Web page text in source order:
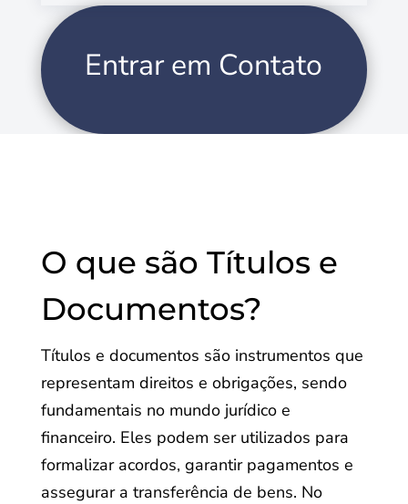
Entrar em Contato
O que são Títulos e
Documentos?
Títulos e documentos são instrumentos que
representam direitos e obrigações, sendo
fundamentais no mundo jurídico e
financeiro. Eles podem ser utilizados para
formalizar acordos, garantir pagamentos e
assegurar a transferência de bens. No